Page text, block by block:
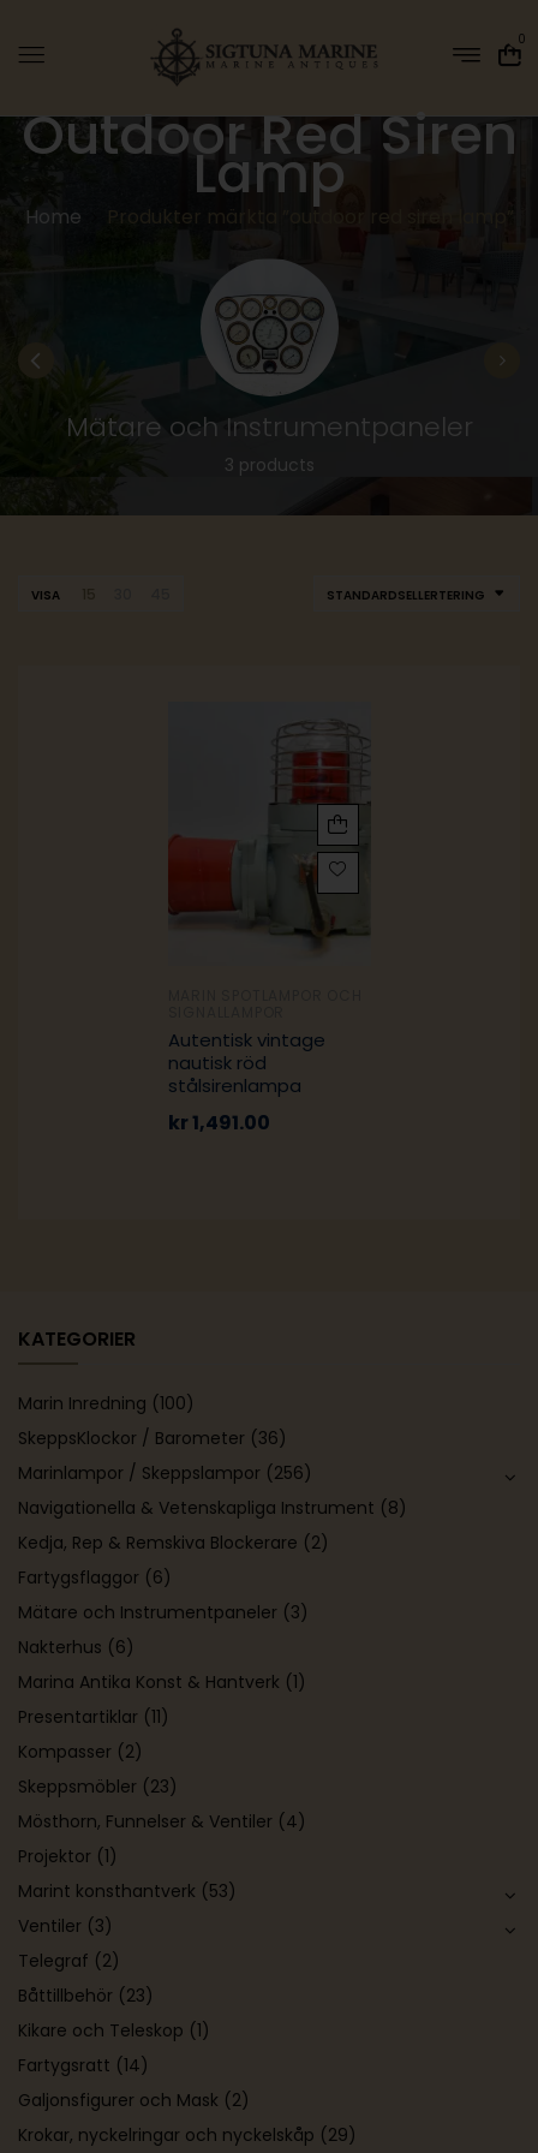
0
Outdoor Red Siren
Lamp
Home Produkter märkta ”outdoor red siren lamp”
Mätare och Instrumentpaneler
3 products
KATEGORIER
Marin Inredning (100)
SkeppsKlockor / Barometer (36)
Marinlampor / Skeppslampor (256)
Navigationella & Vetenskapliga Instrument (8)
Kedja, Rep & Remskiva Blockerare (2)
Fartygsflaggor (6)
Mätare och Instrumentpaneler (3)
Nakterhus (6)
Marina Antika Konst & Hantverk (1)
Presentartiklar (11)
Kompasser (2)
Skeppsmöbler (23)
Mösthorn, Funnelser & Ventiler (4)
Projektor (1)
Marint konsthantverk (53)
Ventiler (3)
Telegraf (2)
Båttillbehör (23)
Kikare och Teleskop (1)
Fartygsratt (14)
Galjonsfigurer och Mask (2)
Krokar, nyckelringar och nyckelskåp (29)
STANDARDSELLERTERING
VISA
Autentisk vintage
nautisk röd
stålsirenlampa
kr1,491.00